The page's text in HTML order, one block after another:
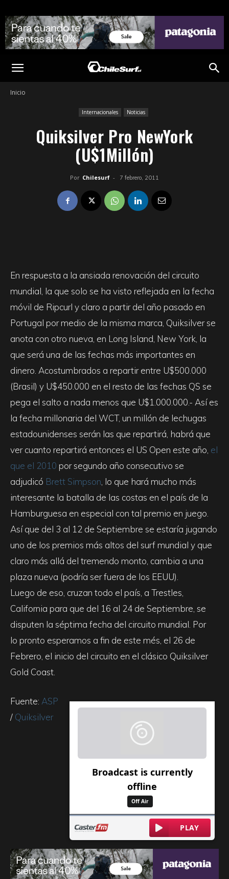
Inicio
Internacionales Noticias
Quiksilver Pro NewYork
(U$1Millón)
Por Chilesurf - 7 febrero, 2011
En respuesta a la ansiada renovación del circuito
mundial, la que solo se ha visto reflejada en la fecha
móvil de Ripcurl y claro a partir del año pasado en
Portugal por medio de la misma marca, Quiksilver se
anota con otro nueva, en Long Island, New York, la
que será una de las fechas más importantes en
dinero. Acostumbrados a repartir entre U$500.000
(Brasil) y U$450.000 en el resto de las fechas QS se
pega el salto a nada menos que U$1.000.000.- Así es
la fecha millonaria del WCT, un millón de lechugas
estadounidenses serán las que repartirá, habrá que
ver cuanto repartirá entonces el US Open este año, el
que el 2010 por segundo año consecutivo se
adjudicó Brett Simpson , lo que hará mucho más
interesante la batalla de las costas en el país de la
Hamburguesa en especial con tal premio en juego.
Así que del 3 al 12 de Septiembre se estaría jugando
uno de los premios más altos del surf mundial y que
claro más allá del tremendo monto, cambia a una
plaza nueva (podría ser fuera de los EEUU).
Luego de eso, cruzan todo el país, a Trestles,
California para que del 16 al 24 de Septiembre, se
disputen la séptima fecha del circuito mundial. Por
lo pronto esperamos a fin de este més, el 26 de
Febrero, el inicio del circuito en el clásico Quiksilver
Gold Coast.
Fuente: ASP
/ Quiksilver